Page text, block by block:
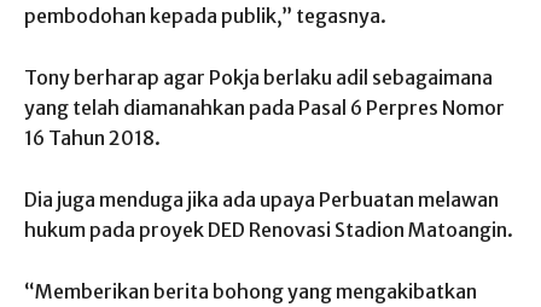
pembodohan kepada publik,” tegasnya.
Tony berharap agar Pokja berlaku adil sebagaimana
yang telah diamanahkan pada Pasal 6 Perpres Nomor
16 Tahun 2018.
Dia juga menduga jika ada upaya Perbuatan melawan
hukum pada proyek DED Renovasi Stadion Matoangin.
“Memberikan berita bohong yang mengakibatkan